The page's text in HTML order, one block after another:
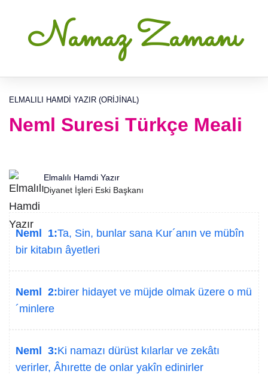
Namaz Zamanı
ELMALILI HAMDI YAZIR (ORIJINAL)
Neml Suresi Türkçe Meali
Elmalılı Hamdi Yazır
Diyanet İşleri Eski Başkanı
Neml 1:Ta, Sin, bunlar sana Kur´anın ve mübîn
bir kitabın âyetleri
Neml 2:birer hidayet ve müjde olmak üzere o mü
´minlere
Neml 3:Ki namazı dürüst kılarlar ve zekâtı
verirler, Âhırette de onlar yakîn edinirler